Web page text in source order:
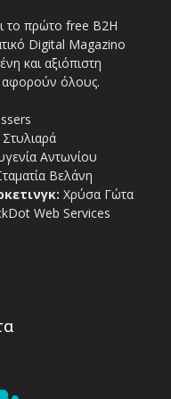
το πρώτο free Β2Η
Digital Magazino
και αξιόπιστη
όλους.
Αντωνίου
Βελάνη
Χρύσα Γώτα
Web Services